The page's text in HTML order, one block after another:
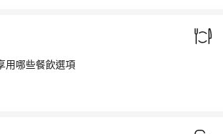
用哪些餐飲選項